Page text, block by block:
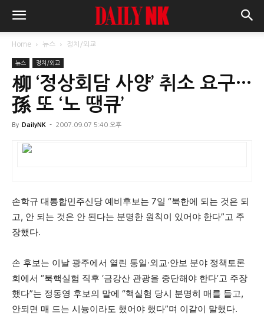
Home 뉴스 정치/외교
뉴스 정치/외교
柳 ‘정상회담 사양’ 취소 요구…
孫 또 ‘노 땡큐’
By DailyNK - 2007.09.07 5:40 오후
손학규 대통합민주신당 예비후보는 7일 “북한에 되는 것은 되
고, 안 되는 것은 안 된다는 분명한 원칙이 있어야 한다”고 주
장했다.
손 후보는 이날 광주에서 열린 통일∙외교∙안보 분야 정책토론
회에서 “북핵실험 직후 ‘금강산 관광을 중단해야 한다’고 주장
했다”는 정동영 후보의 말에 “핵실험 당시 분명히 매를 들고,
안되면 매 드는 시늉이라도 했어야 했다”며 이같이 말했다.